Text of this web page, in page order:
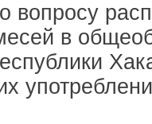
вопросу
в